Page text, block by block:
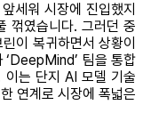
세워 시장에 진입했지
꺾였습니다. 그러던 중
이 복귀하면서 상황이
‘DeepMind’ 팀을 통합
는 단지 AI 모델 기술
연계로 시장에 폭넓은